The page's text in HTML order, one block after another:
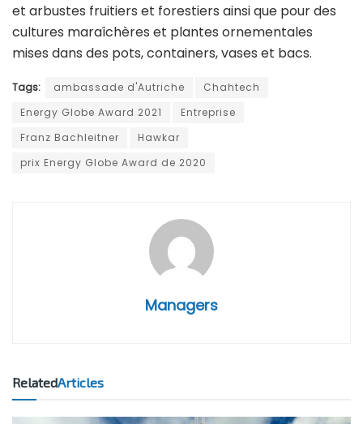
et arbustes fruitiers et forestiers ainsi que pour des
cultures maraîchères et plantes ornementales
mises dans des pots, containers, vases et bacs.
Tags: ambassade d'Autriche
Chahtech
Energy Globe Award 2021
Entreprise
Franz Bachleitner
Hawkar
prix Energy Globe Award de 2020
Managers
RelatedArticles